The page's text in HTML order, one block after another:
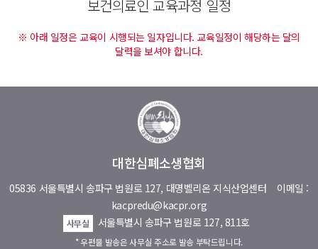
보건의료인 교육과정 일정
※ 아래 일정은 교육이 시행되는 일자입니다. 교육일정이 해당하는 달의
달력을 보셔야 합니다.
대한심폐소생협회
05836 서울특별시 송파구 법원로 127, 대명벨리온 지식산업센터 이메일 :
kacpredu@kacpr.org
사무실 서울특별시 송파구 법원로 127, 811호
* 우편물 발송은 사무실 주소로 발송 부탁드립니다.